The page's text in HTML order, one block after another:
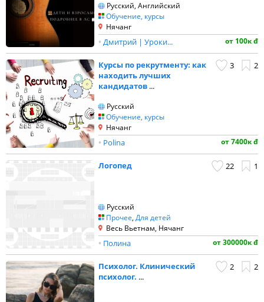
Русский, Английский
Обучение, курсы
Нячанг
от 100к đ
• Дмитрий | Уроки...
3 2
Курсы по рекрутменту: как
находить лучших
кандидатов ...
Русский
Обучение, курсы
Нячанг
от 7400к đ
• Polina
22 1
Логопед
Русский
Прочее, Для детей
Весь Вьетнам, Нячанг
от 300000к đ
• Полина
2 2
Психолог. Клинический
психолог. ...